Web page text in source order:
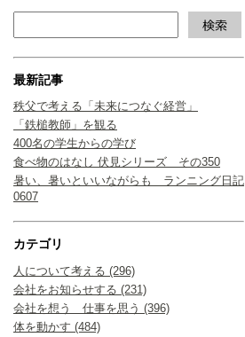
最新記事
秩父で考える「未来につなぐ経営」
「鉄槌教師」を観る
400名の学生からの学び
食べ物のはなし 伏見シリーズ その350
暑い、暑いといいながらも ランニング日記
0607
カテゴリ
人について考える (296)
会社をお知らせする (231)
会社を想う 仕事を思う (396)
体を動かす (484)